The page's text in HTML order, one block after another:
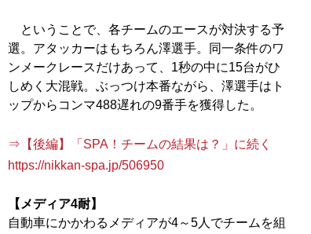
ということで、各チームのエースが対決する予
選。アタッカーはもちろん澤選手。同一条件のワ
ンメークレースだけあって、1秒の中に15台がひ
しめく大混戦。ぶっつけ本番ながら、澤選手はト
ップからコンマ488遅れの9番手を獲得した。
⇒【後編】「SPA！チームの結果は？」に続く
https://nikkan-spa.jp/506950
【メディア4耐】
自動車にかかわるメディアが4～5人でチームを組